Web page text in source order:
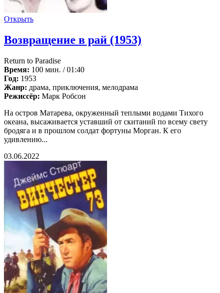
Открыть
Возвращение в рай (1953)
Return to Paradise
Время: 100 мин. / 01:40
Год: 1953
Жанр: драма, приключения, мелодрама
Режиссёр: Марк Робсон
На остров Матарева, окруженный теплыми водами Тихого
океана, высаживается уставший от скитаний по всему свету
бродяга и в прошлом солдат фортуны Морган. К его
удивлению...
03.06.2022